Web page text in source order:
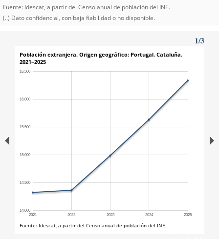
Fuente: Idescat, a partir del Censo anual de población del INE.
(..) Dato confidencial, con baja fiabilidad o no disponible.